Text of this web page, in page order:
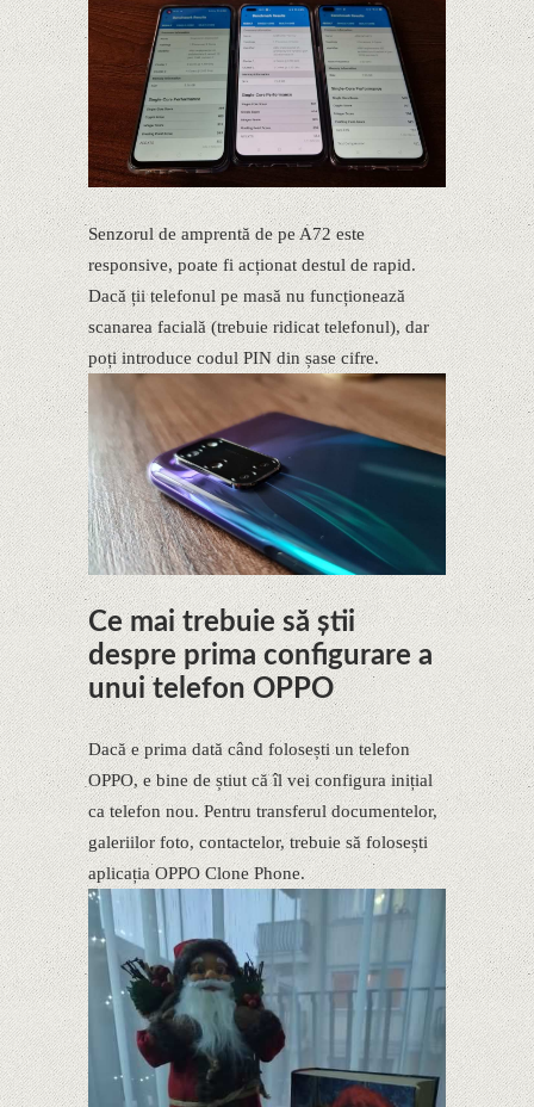
Senzorul de amprentă de pe A72 este
responsive, poate fi acționat destul de rapid.
Dacă ții telefonul pe masă nu funcționează
scanarea facială (trebuie ridicat telefonul), dar
poți introduce codul PIN din șase cifre.
Ce mai trebuie să știi
despre prima configurare a
unui telefon OPPO
Dacă e prima dată când folosești un telefon
OPPO, e bine de știut că îl vei configura inițial
ca telefon nou. Pentru transferul documentelor,
galeriilor foto, contactelor, trebuie să folosești
aplicația OPPO Clone Phone.